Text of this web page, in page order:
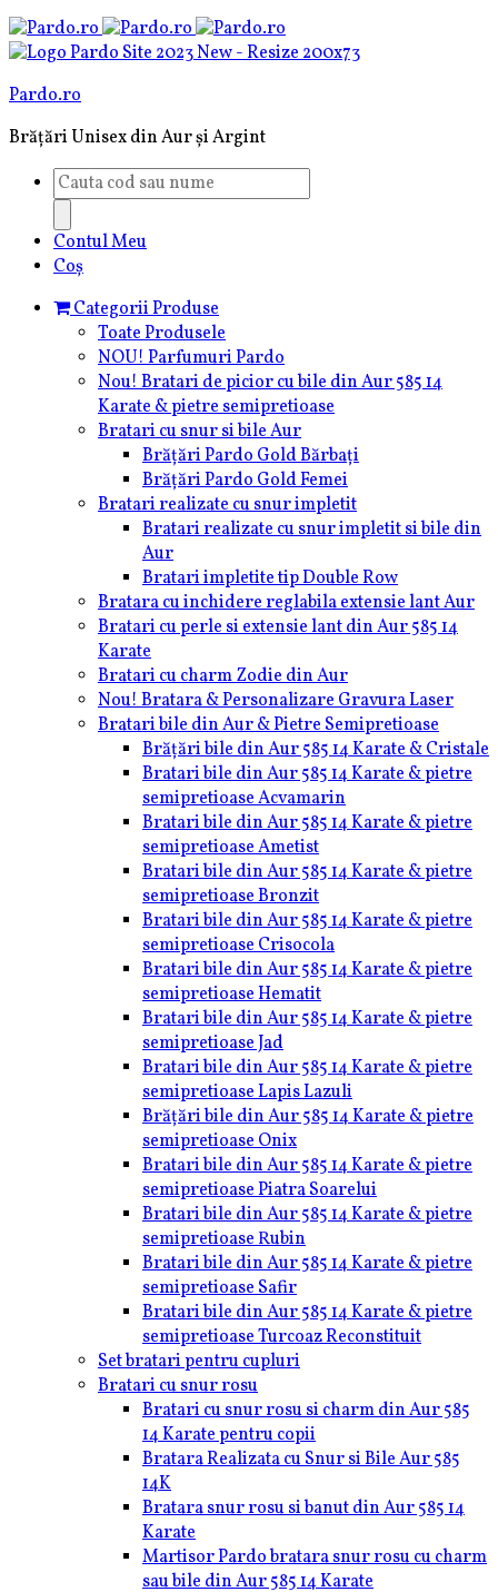
Pardo.ro
Brățări Unisex din Aur și Argint
Products
search
Contul Meu
Coș
Categorii Produse
Toate Produsele
NOU! Parfumuri Pardo
Nou! Bratari de picior cu bile din Aur 585 14
Karate & pietre semipretioase
Bratari cu snur si bile Aur
Brățări Pardo Gold Bărbați
Brățări Pardo Gold Femei
Bratari realizate cu snur impletit
Bratari realizate cu snur impletit si bile din
Aur
Bratari impletite tip Double Row
Bratara cu inchidere reglabila extensie lant Aur
Bratari cu perle si extensie lant din Aur 585 14
Karate
Bratari cu charm Zodie din Aur
Nou! Bratara & Personalizare Gravura Laser
Bratari bile din Aur & Pietre Semipretioase
Brățări bile din Aur 585 14 Karate & Cristale
Bratari bile din Aur 585 14 Karate & pietre
semipretioase Acvamarin
Bratari bile din Aur 585 14 Karate & pietre
semipretioase Ametist
Bratari bile din Aur 585 14 Karate & pietre
semipretioase Bronzit
Bratari bile din Aur 585 14 Karate & pietre
semipretioase Crisocola
Bratari bile din Aur 585 14 Karate & pietre
semipretioase Hematit
Bratari bile din Aur 585 14 Karate & pietre
semipretioase Jad
Bratari bile din Aur 585 14 Karate & pietre
semipretioase Lapis Lazuli
Brățări bile din Aur 585 14 Karate & pietre
semipretioase Onix
Bratari bile din Aur 585 14 Karate & pietre
semipretioase Piatra Soarelui
Bratari bile din Aur 585 14 Karate & pietre
semipretioase Rubin
Bratari bile din Aur 585 14 Karate & pietre
semipretioase Safir
Bratari bile din Aur 585 14 Karate & pietre
semipretioase Turcoaz Reconstituit
Set bratari pentru cupluri
Bratari cu snur rosu
Bratari cu snur rosu si charm din Aur 585
14 Karate pentru copii
Bratara Realizata cu Snur si Bile Aur 585
14K
Bratara snur rosu si banut din Aur 585 14
Karate
Martisor Pardo bratara snur rosu cu charm
sau bile din Aur 585 14 Karate